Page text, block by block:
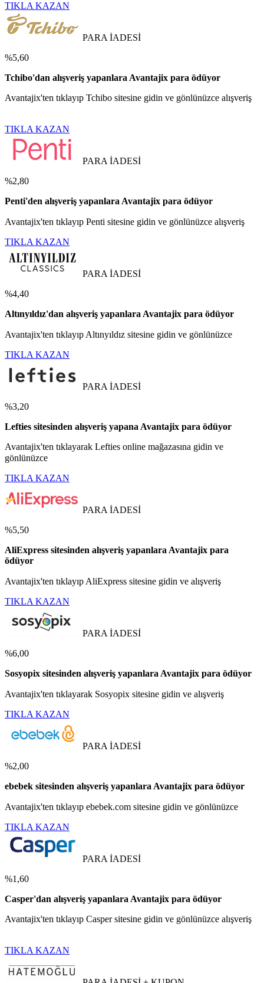
TIKLA KAZAN
PARA İADESİ
%5,60
Tchibo'dan alışveriş yapanlara Avantajix para ödüyor
Avantajix'ten tıklayıp Tchibo sitesine gidin ve gönlünüzce alışveriş
TIKLA KAZAN
PARA İADESİ
%2,80
Penti'den alışveriş yapanlara Avantajix para ödüyor
Avantajix'ten tıklayıp Penti sitesine gidin ve gönlünüzce alışveriş
TIKLA KAZAN
PARA İADESİ
%4,40
Altınyıldız'dan alışveriş yapanlara Avantajix para ödüyor
Avantajix'ten tıklayıp Altınyıldız sitesine gidin ve gönlünüzce
TIKLA KAZAN
PARA İADESİ
%3,20
Lefties sitesinden alışveriş yapana Avantajix para ödüyor
Avantajix'ten tıklayarak Lefties online mağazasına gidin ve
gönlünüzce
TIKLA KAZAN
PARA İADESİ
%5,50
AliExpress sitesinden alışveriş yapanlara Avantajix para
ödüyor
Avantajix'ten tıklayıp AliExpress sitesine gidin ve alışveriş
TIKLA KAZAN
PARA İADESİ
%6,00
Sosyopix sitesinden alışveriş yapanlara Avantajix para ödüyor
Avantajix'ten tıklayarak Sosyopix sitesine gidin ve alışveriş
TIKLA KAZAN
PARA İADESİ
%2,00
ebebek sitesinden alışveriş yapanlara Avantajix para ödüyor
Avantajix'ten tıklayıp ebebek.com sitesine gidin ve gönlünüzce
TIKLA KAZAN
PARA İADESİ
%1,60
Casper'dan alışveriş yapanlara Avantajix para ödüyor
Avantajix'ten tıklayıp Casper sitesine gidin ve gönlünüzce alışveriş
TIKLA KAZAN